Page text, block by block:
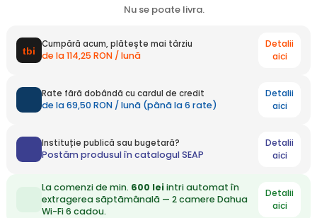
Nu se poate livra.
Cumpără acum, plătește mai târziu
de la 114,25 RON / lună
Detalii
aici
Rate fără dobândă cu cardul de credit
de la 69,50 RON / lună (până la 6 rate)
Detalii
aici
Instituție publică sau bugetară?
Postăm produsul în catalogul SEAP
Detalii
aici
La comenzi de min. 600 leiintri automat în
extragerea săptămânală — 2 camere Dahua
Wi-Fi 6 cadou.
Detalii
aici